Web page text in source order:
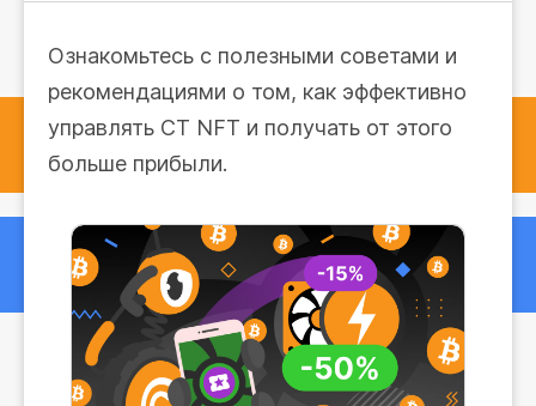
Ознакомьтесь с полезными советами и
рекомендациями о том, как эффективно
управлять CT NFT и получать от этого
больше прибыли.